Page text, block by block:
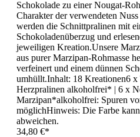
Schokolade zu einer Nougat-
Charakter der verwendeten
werden die Schnittpralinen mit
Schokoladenüberzug und
jeweiligen Kreation.Unsere
aus purer Marzipan-Rohmasse
verfeinert und einem dünnen
umhüllt.Inhalt: 18 Kreationen6
Herzpralinen alkoholfrei* | 6 x
Marzipan*alkoholfrei: Spuren
möglichHinweis: Die Farbe
abweichen.
34,80 €*